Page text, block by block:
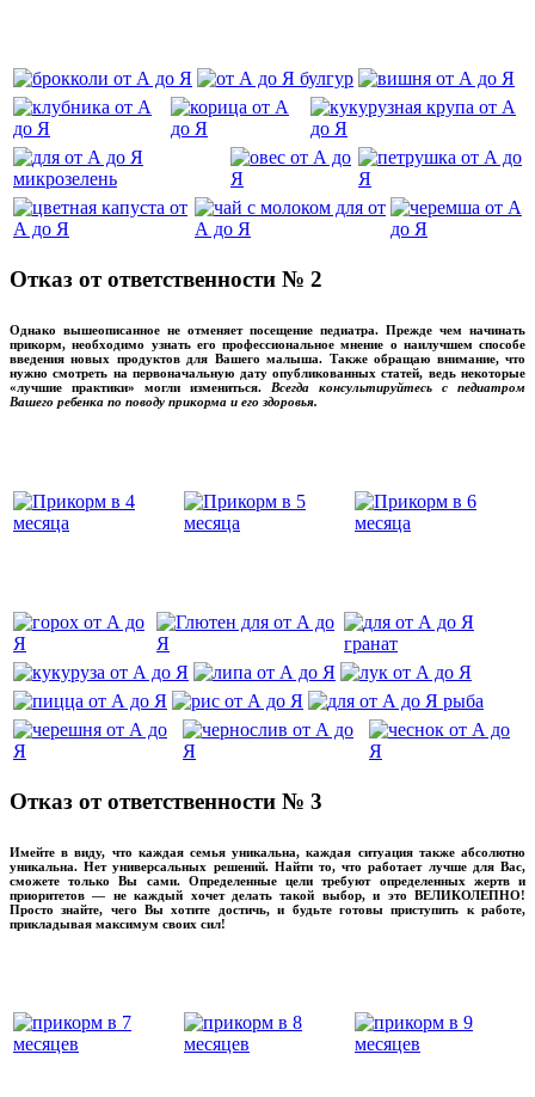
Отказ от ответственности № 2
Однако вышеописанное не отменяет посещение педиатра. Прежде чем начинать
прикорм, необходимо узнать его профессиональное мнение о наилучшем способе
введения новых продуктов для Вашего малыша. Также обращаю внимание, что
нужно смотреть на первоначальную дату опубликованных статей, ведь некоторые
«лучшие практики» могли измениться. Всегда консультируйтесь с педиатром
Вашего ребенка по поводу прикорма и его здоровья.
Отказ от ответственности № 3
Имейте в виду, что каждая семья уникальна, каждая ситуация также абсолютно
уникальна. Нет универсальных решений. Найти то, что работает лучше для Вас,
сможете только Вы сами. Определенные цели требуют определенных жертв и
приоритетов — не каждый хочет делать такой выбор, и это ВЕЛИКОЛЕПНО!
Просто знайте, чего Вы хотите достичь, и будьте готовы приступить к работе,
прикладывая максимум своих сил!